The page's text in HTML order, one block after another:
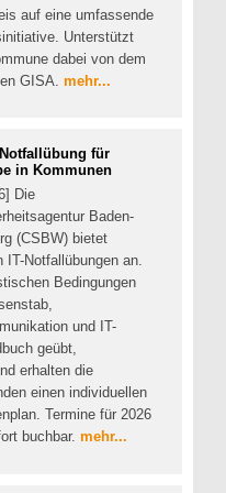
auf eine umfassende
Unterstützt
dabei von dem
GISA. mehr...
für
in Kommunen
Die
Baden-
(CSBW) bietet
IT-Notfallübungen an.
Bedingungen
und IT-
geübt,
erhalten die
einen individuellen
Termine für 2026
buchbar. mehr...